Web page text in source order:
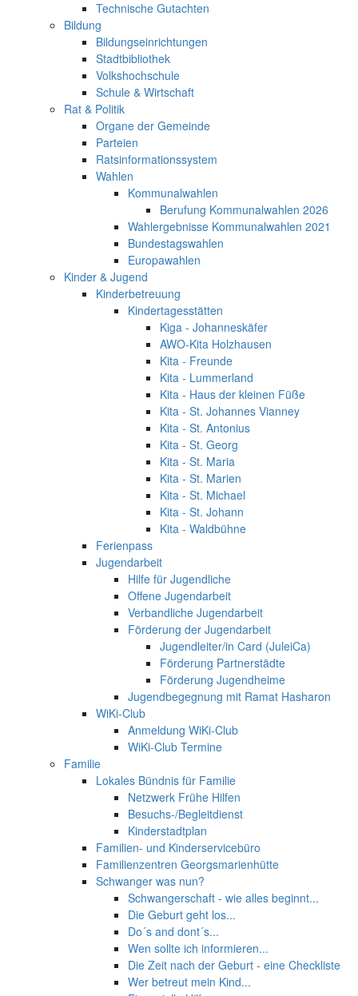
Technische Gutachten
Bildung
Bildungseinrichtungen
Stadtbibliothek
Volkshochschule
Schule & Wirtschaft
Rat & Politik
Organe der Gemeinde
Parteien
Ratsinformationssystem
Wahlen
Kommunalwahlen
Berufung Kommunalwahlen 2026
Wahlergebnisse Kommunalwahlen 2021
Bundestagswahlen
Europawahlen
Kinder & Jugend
Kinderbetreuung
Kindertagesstätten
Kiga - Johanneskäfer
AWO-Kita Holzhausen
Kita - Freunde
Kita - Lummerland
Kita - Haus der kleinen Füße
Kita - St. Johannes Vianney
Kita - St. Antonius
Kita - St. Georg
Kita - St. Maria
Kita - St. Marien
Kita - St. Michael
Kita - St. Johann
Kita - Waldbühne
Ferienpass
Jugendarbeit
Hilfe für Jugendliche
Offene Jugendarbeit
Verbandliche Jugendarbeit
Förderung der Jugendarbeit
Jugendleiter/in Card (JuleiCa)
Förderung Partnerstädte
Förderung Jugendheime
Jugendbegegnung mit Ramat Hasharon
WiKi-Club
Anmeldung WiKi-Club
WiKi-Club Termine
Familie
Lokales Bündnis für Familie
Netzwerk Frühe Hilfen
Besuchs-/Begleitdienst
Kinderstadtplan
Familien- und Kinderservicebüro
Familienzentren Georgsmarienhütte
Schwanger was nun?
Schwangerschaft - wie alles beginnt...
Die Geburt geht los...
Do´s and dont´s...
Wen sollte ich informieren...
Die Zeit nach der Geburt - eine Checkliste
Wer betreut mein Kind...